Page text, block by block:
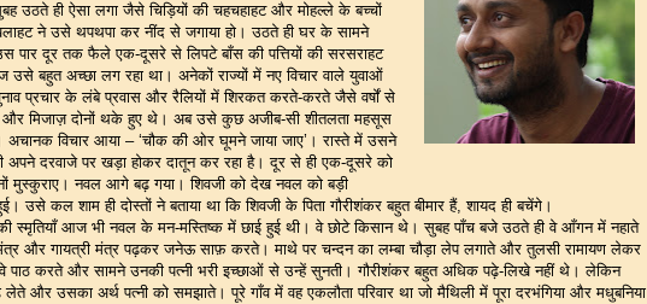
उठते ही ऐसा लगा जैसे चिड़ियों की चहचहाहट और मोहल्ले के बच्चों
ने उसे थपथपा कर नींद से जगाया हो। उठते ही घर के सामने
दूर तक फैले एक-दूसरे से लिपटे बाँस की पत्तियों की सरसराहट
बहुत अच्छा लग रहा था। अनेकों राज्यों में नए विचार वाले युवाओं
प्रचार के लंबे प्रवास और रैलियों में शिरकत करते-करते जैसे वर्षों से
मिजाज़ दोनों थके हुए थे। अब उसे कुछ अजीब-सी शीतलता महसूस
अचानक विचार आया – ‘चौक की ओर घूमने जाया जाए’। रास्ते में उसने
अपने दरवाजे पर खड़ा होकर दातून कर रहा है। दूर से ही एक-दूसरे को
मुस्कुराए। नवल आगे बढ़ गया। शिवजी को देख नवल को बड़ी
उसे कल शाम ही दोस्तों ने बताया था कि शिवजी के पिता गौरीशंकर बहुत बीमार हैं, शायद ही बचेंगे।
स्मृतियाँ आज भी नवल के मन-मस्तिष्क में छाई हुई थी। वे छोटे किसान थे। सुबह पाँच बजे उठते ही वे आँगन में नहाते
और गायत्री मंत्र पढ़कर जनेऊ साफ़ करते। माथे पर चन्दन का लम्बा चौड़ा लेप लगाते और तुलसी रामायण लेकर
पाठ करते और सामने उनकी पत्नी भरी इच्छाओं से उन्हें सुनती। गौरीशंकर बहुत अधिक पढ़े-लिखे नहीं थे। लेकिन
लेते और उसका अर्थ पत्नी को समझाते। पूरे गाँव में वह एकलौता परिवार था जो मैथिली में पूरा दरभंगिया और मधुबनिया